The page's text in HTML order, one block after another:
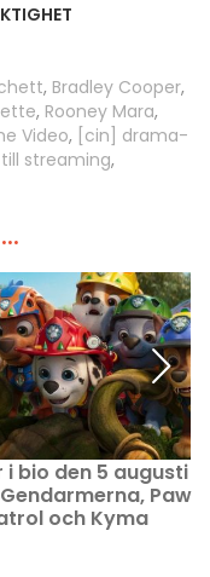
, Bradley Cooper,
, Rooney Mara,
Video, [cin] drama-
streaming,
i bio den 5 augusti
Paw
och Kyma